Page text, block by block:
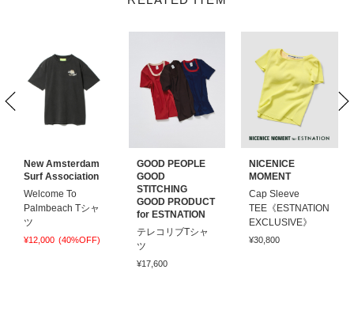
ンド。ステレオタイプなサーフ・カルチャーへカウンター・ムーブメント
New Amsterdam Surf Association 商品一覧
New Amsterdam
Surf Association
Welcome To
Palmbeach Tシャ
ツ
¥12,000 (40%OFF)
GOOD PEOPLE
GOOD
STITCHING
GOOD PRODUCT
for ESTNATION
テレコリブTシャ
ツ
¥17,600
NICENICE
MOMENT
Cap Sleeve
TEE《ESTNATION
EXCLUSIVE》
¥30,800